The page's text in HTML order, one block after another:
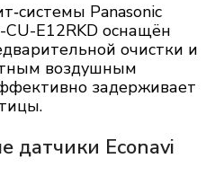
Panasonic
CU-E12RKD оснащён
очистки и
воздушным
задерживает
датчики Econavi